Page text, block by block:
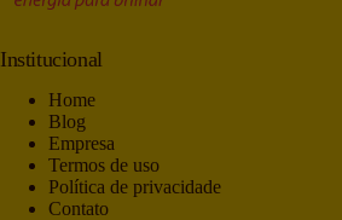
Institucional
Home
Blog
Empresa
Termos de uso
Política de privacidade
Contato